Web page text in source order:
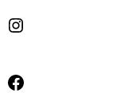
Instagram
Facebook